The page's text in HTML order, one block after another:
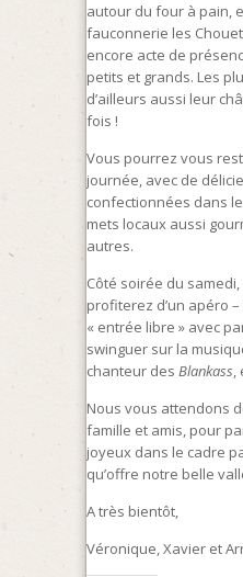
autour du four à pain,
fauconnerie les
encore acte de
petits et grands. Les
d’ailleurs aussi leur
fois !
Vous pourrez vous
journée, avec de
confectionnées dans
mets locaux aussi
autres.
Côté soirée du
profiterez d’un apéro
« entrée libre » avec
swinguer sur la
chanteur des Blankass,
Nous vous attendons
famille et amis, pour
joyeux dans le cadre
qu’offre notre belle
A très bientôt,
Véronique, Xavier et